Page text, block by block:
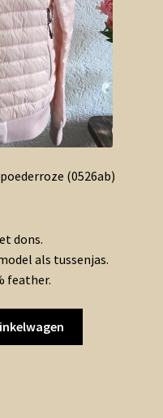
(0526ab)
dons.
als tussenjas.
feather.